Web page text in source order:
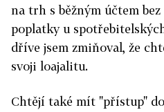
na trh s běžným účtem
poplatky u
dříve jsem zmiňoval, že
svoji loajalitu.
Chtějí také mít "přístup"